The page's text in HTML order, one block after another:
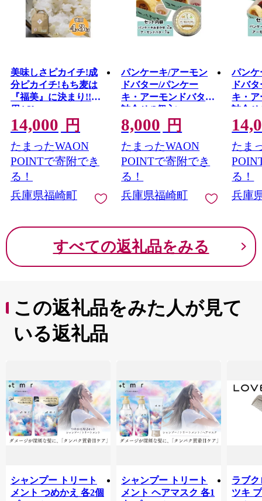
美味しさピカイチ!成
分ピカイチ!もち麦は
『福美』に決まり!!徳
用4.3kg
14,000 円
たまったWAON
POINTで寄附でき
る！
兵庫県福崎町
パンケーキ/アーモン
ドバター/パンケー
キ・アーモンドバター
詰合せ(3個入)
8,000 円
たまったWAON
POINTで寄附でき
る！
兵庫県福崎町
パンケ
ドバ
キ・
詰合せ
たま
る！
兵庫
すべての返礼品をみる
この返礼品をみた人が見て
いる返礼品
シャンプー トリート
メント つめかえ 各2個
シャンプー トリート
メント ヘアマスク 各1
ラブク
ツキ